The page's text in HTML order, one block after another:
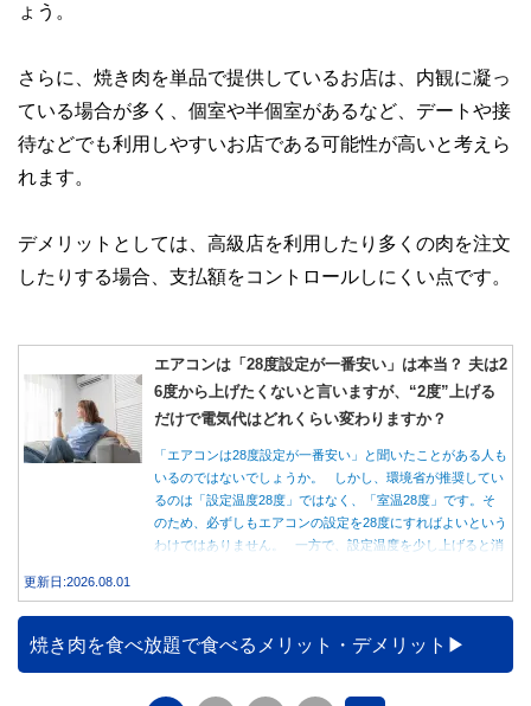
ょう。
さらに、焼き肉を単品で提供しているお店は、内観に凝っ
ている場合が多く、個室や半個室があるなど、デートや接
待などでも利用しやすいお店である可能性が高いと考えら
れます。
デメリットとしては、高級店を利用したり多くの肉を注文
したりする場合、支払額をコントロールしにくい点です。
エアコンは「28度設定が一番安い」は本当？ 夫は2
6度から上げたくないと言いますが、“2度”上げる
だけで電気代はどれくらい変わりますか？
「エアコンは28度設定が一番安い」と聞いたことがある人も
いるのではないでしょうか。 しかし、環境省が推奨してい
るのは「設定温度28度」ではなく、「室温28度」です。そ
のため、必ずしもエアコンの設定を28度にすればよいという
わけではありません。 一方で、設定温度を少し上げると消
データをもとに、節約効果の目安と快適に過ごすためのポイ
ントを分かりやすく解説します。
更新日:2026.08.01
焼き肉を食べ放題で食べるメリット・デメリット